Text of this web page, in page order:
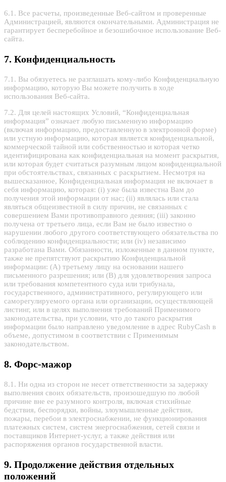
6.1. Все расчеты, произведенные Веб-сайтом и проверенные
Администрацией, являются окончательными. Администрация не
гарантирует бесперебойное и безошибочное использование Веб-
сайта.
7. Конфиденциальность
7.1. Вы обязуетесь не разглашать кому-либо Конфиденциальную
информацию, которую Вы можете получить в ходе
использования Веб-сайта.
7.2. Для целей настоящих Условий, “Конфиденциальная
информация” означает любую письменную информацию
(включая информацию, предоставленную в электронной форме)
или устную информацию, которая является конфиденциальной,
коммерческой тайной или собственностью и которая четко
идентифицирована как конфиденциальная на момент раскрытия,
или которая будет считаться разумным лицом конфиденциальной
при обстоятельствах, связанных с раскрытием. Несмотря на
вышесказанное, Конфиденциальная информация не включает в
себя информацию, которая: (i) уже была известна Вам до
получения этой информации от нас; (ii) являлась или стала
являться общеизвестной в силу причин, не связанных с
совершением Вами противоправного деяния; (iii) законно
получена от третьего лица, если Вам не было известно о
нарушении любого другого соответствующего обязательства по
соблюдению конфиденциальности; или (iv) независимо
разработана Вами. Обязанности, изложенные в данном пункте,
также не препятствуют раскрытию Конфиденциальной
информации: (А) третьему лицу на основании нашего
письменного разрешения; или (В) для удовлетворения запроса
или требования компетентного суда или трибунала,
государственного, административного, регулирующего или
саморегулируемого органа или организации, осуществляющей
листинг, или в целях выполнения требований Применимого
законодательства, при условии, что до такого раскрытия
информации было направлено уведомление в адрес RubyCash в
объеме, допустимом в соответствии с Применимым
законодательством.
8. Форс-мажор
8.1. Ни одна из сторон не несет ответственности за задержку
выполнения своих обязательств, произошедшую по любой
причине вне ее разумного контроля, включая стихийные
бедствия, беспорядки, войны, злоумышленные действия,
пожары, перебои в электроснабжении, не функционирования
платежных систем, систем энергоснабжения, сетей связи и
поставщиков Интернет-услуг, а также действия или
распоряжения органов государственной власти.
9. Продолжение действия отдельных
положений